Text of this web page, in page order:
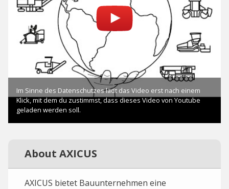
About AXICUS
AXICUS bietet Bauunternehmen eine